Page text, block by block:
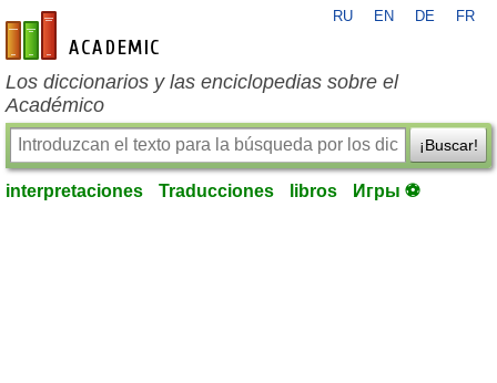
es-academic.com
RU EN DE FR
Los diccionarios y las enciclopedias sobre el
Académico
¡Buscar!
interpretaciones Traducciones libros Игры ⚽